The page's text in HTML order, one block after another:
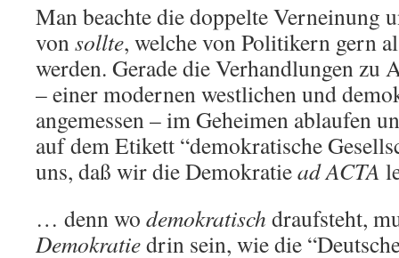
Man beachte die doppelte Verneinung
vonsollte, welche von Politikern gern
werden. Gerade die Verhandlungen zu
– einer modernen westlichen und
angemessen – im Geheimen ablaufen
auf dem Etikett “demokratische
uns, daß wir die Demokratiead ACTA
… denn wo demokratisch draufsteht,
Demokratiedrin sein, wie die